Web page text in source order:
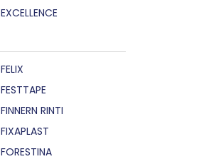
EXCELLENCE
FELIX
FESTTAPE
FINNERN RINTI
FIXAPLAST
FORESTINA